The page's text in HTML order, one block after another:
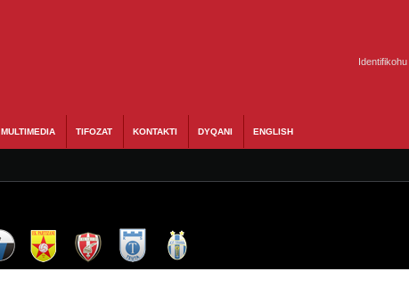
Identifikohu
MULTIMEDIA TIFOZAT KONTAKTI DYQANI ENGLISH